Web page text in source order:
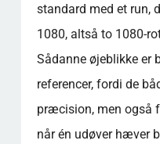
standard med et run,
1080, altså to 1080-
Sådanne øjeblikke er
referencer, fordi de
præcision, men også
når én udøver hæver